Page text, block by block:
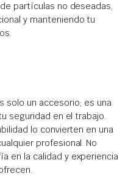
partículas no deseadas,
y manteniendo tu
solo un accesorio; es una
seguridad en el trabajo.
lo convierten en una
profesional. No
en la calidad y experiencia